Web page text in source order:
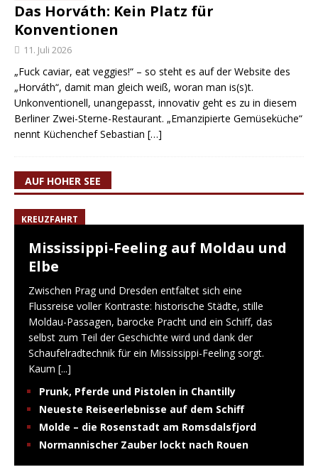
Das Horváth: Kein Platz für
Konventionen
11. Juli 2026
„Fuck caviar, eat veggies!“ – so steht es auf der Website des
„Horváth“, damit man gleich weiß, woran man is(s)t.
Unkonventionell, unangepasst, innovativ geht es zu in diesem
Berliner Zwei-Sterne-Restaurant. „Emanzipierte Gemüseküche“
nennt Küchenchef Sebastian […]
AUF HOHER SEE
KREUZFAHRT
Mississippi-Feeling auf Moldau und
Elbe
Zwischen Prag und Dresden entfaltet sich eine
Flussreise voller Kontraste: historische Städte, stille
Moldau-Passagen, barocke Pracht und ein Schiff, das
selbst zum Teil der Geschichte wird und dank der
Schaufelradtechnik für ein Mississippi-Feeling sorgt.
Kaum [...]
Prunk, Pferde und Pistolen in Chantilly
Neueste Reiseerlebnisse auf dem Schiff
Molde – die Rosenstadt am Romsdalsfjord
Normannischer Zauber lockt nach Rouen